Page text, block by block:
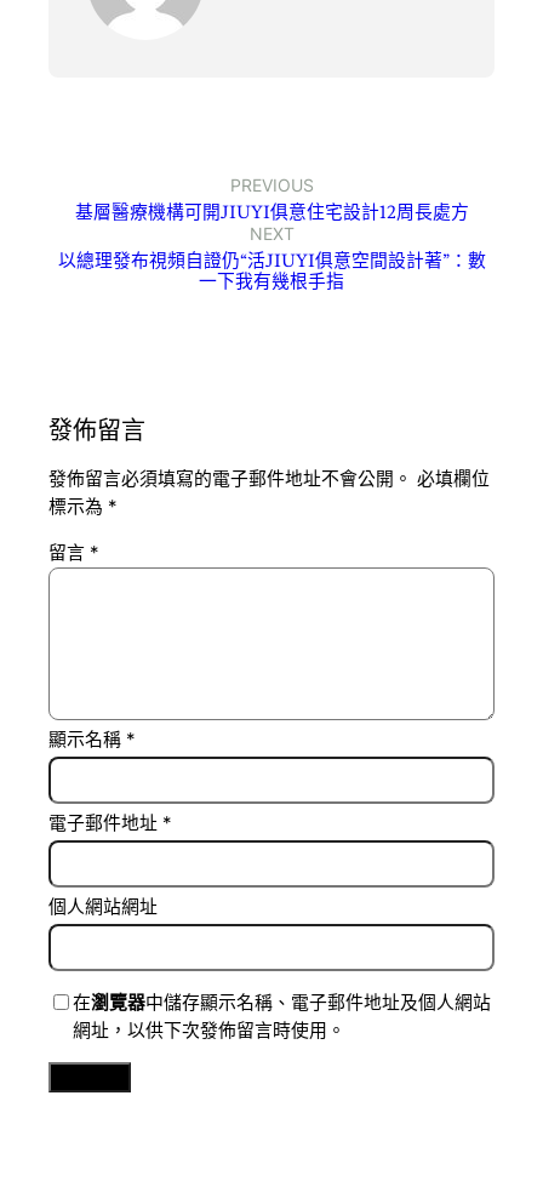
PREVIOUS
基層醫療機構可開JIUYI俱意住宅設計12周長處方
NEXT
以總理發布視頻自證仍“活JIUYI俱意空間設計著”：數
一下我有幾根手指
發佈留言
發佈留言必須填寫的電子郵件地址不會公開。 必填欄位
標示為 *
留言 *
顯示名稱 *
電子郵件地址 *
個人網站網址
在瀏覽器中儲存顯示名稱、電子郵件地址及個人網站
網址，以供下次發佈留言時使用。